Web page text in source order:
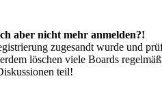
aber nicht mehr anmelden?!
zugesandt wurde und
löschen viele Boards
teil!